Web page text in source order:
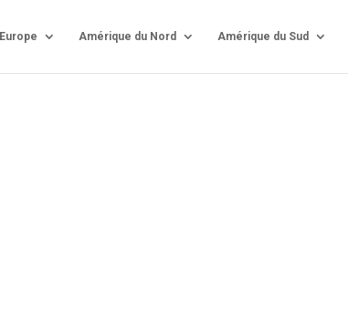
Europe Amérique du Nord Amérique du Sud